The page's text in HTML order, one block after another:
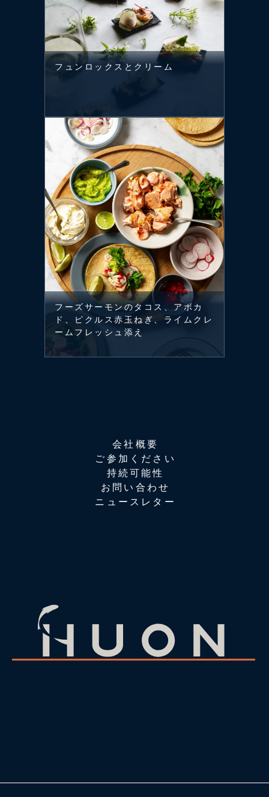
フュンロックスとクリーム
フーズサーモンのタコス、アボカ
ド、ピクルス赤玉ねぎ、ライムクレ
ームフレッシュ添え
会社概要
ご参加ください
持続可能性
お問い合わせ
ニュースレター